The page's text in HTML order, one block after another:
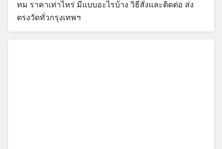
ทม ราคาเท่าไหร่ มีแบบอะไรบ้าง วิธีสั่งและติดต่อ ส่ง
ตรงวัดทั่วกรุงเทพฯ